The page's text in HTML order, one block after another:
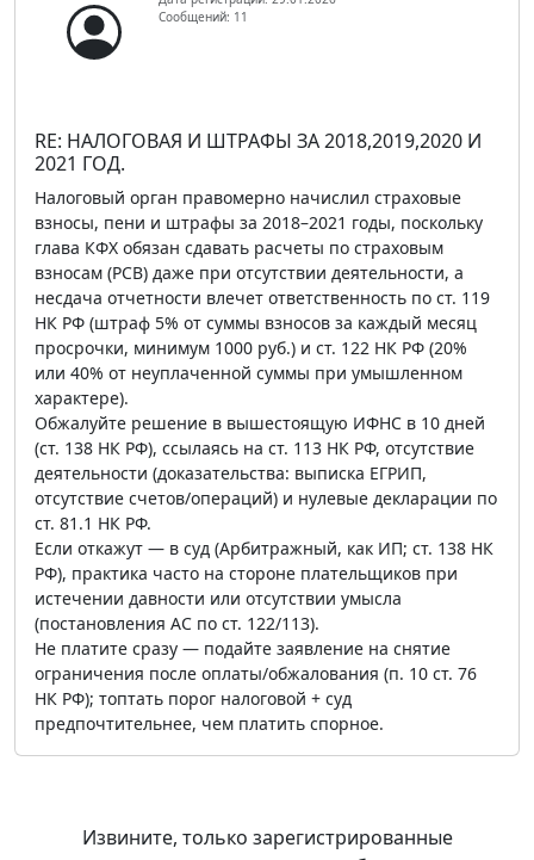
Сообщений: 11
RE: НАЛОГОВАЯ И ШТРАФЫ ЗА 2018,2019,2020 И
2021 ГОД.
Налоговый орган правомерно начислил страховые
взносы, пени и штрафы за 2018–2021 годы, поскольку
глава КФХ обязан сдавать расчеты по страховым
взносам (РСВ) даже при отсутствии деятельности, а
несдача отчетности влечет ответственность по ст. 119
НК РФ (штраф 5% от суммы взносов за каждый месяц
просрочки, минимум 1000 руб.) и ст. 122 НК РФ (20%
или 40% от неуплаченной суммы при умышленном
характере).
Обжалуйте решение в вышестоящую ИФНС в 10 дней
(ст. 138 НК РФ), ссылаясь на ст. 113 НК РФ, отсутствие
деятельности (доказательства: выписка ЕГРИП,
отсутствие счетов/операций) и нулевые декларации по
ст. 81.1 НК РФ.
Если откажут — в суд (Арбитражный, как ИП; ст. 138 НК
РФ), практика часто на стороне плательщиков при
истечении давности или отсутствии умысла
(постановления АС по ст. 122/113).
Не платите сразу — подайте заявление на снятие
ограничения после оплаты/обжалования (п. 10 ст. 76
НК РФ); топтать порог налоговой + суд
предпочтительнее, чем платить спорное.
Извините, только зарегистрированные